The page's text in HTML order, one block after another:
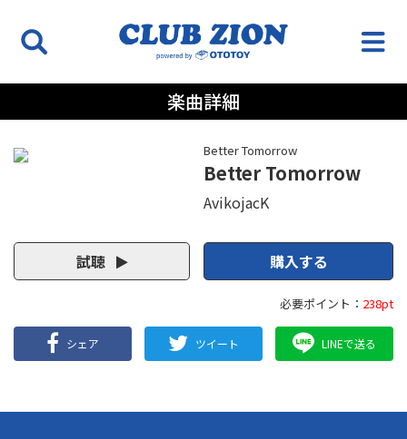
楽曲詳細
Better Tomorrow
Better Tomorrow
AvikojacK
試聴 購入する
必要ポイント： 238pt
シェア ツイート LINEで送る